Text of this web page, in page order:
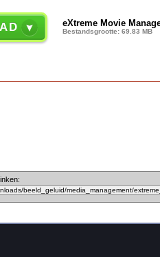
eXtreme Movie
Bestandsgrootte: 69.83 MB